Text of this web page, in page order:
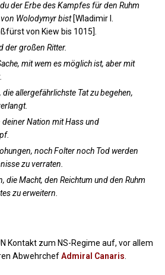
der Erbe des Kampfes für den Ruhm
von Wolodymyr bist [Wladimir I.
von Kiew bis 1015].
der großen Ritter.
mit wem es möglich ist, aber mit
allergefährlichste Tat zu begehen,
Nation mit Hass und
noch Folter noch Tod werden
zu verraten.
die Macht, den Reichtum und den Ruhm
zu erweitern.
Kontakt zum NS-Regime auf, vor allem
AbwehrchefAdmiral Canaris.